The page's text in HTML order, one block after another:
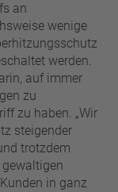
an
wenige
werden.
auf immer
zu
zu haben. „Wir
steigender
trotzdem
gewaltigen
in ganz